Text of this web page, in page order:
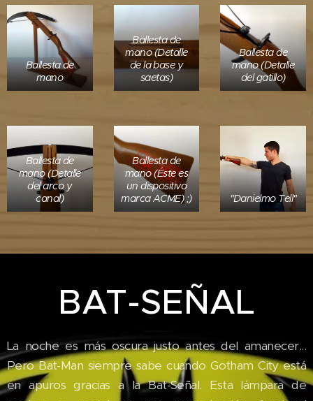
Ballesta de
mano
Ballesta de
mano (Detalle
de la base y
saetas)
Ballesta de
mano (Detalle
del gatillo)
Ballesta de
mano (Detalle
del arco y
canal)
Ballesta de
mano (Éste es
un dispositivo
marca ACME) ;)
"Danielmo Tell"
BAT-SEÑAL
La noche es más oscura justo antes del amanecer...
Pero Bat-Man siempre sabe cuando Gotham City está
en apuros gracias a la Bat-Señal. Esta lámpara de